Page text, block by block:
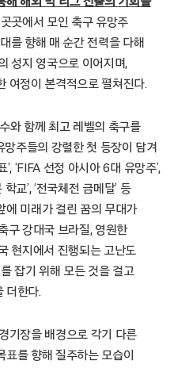
곳에서 모인 축구 유망주
를 향해 매 순간 전력을 다해
성지 영국으로 이어지며,
여정이 본격적으로 펼쳐진다.
와 함께 최고 레벨의 축구를
주들의 강렬한 첫 등장이 담겨
‘FIFA 선정 아시아 6대 유망주’,
학교’, ‘전국체전 금메달’ 등
에 미래가 걸린 꿈의 무대가
구 강대국 브라질, 영원한
현지에서 진행되는 고난도
잡기 위해 모든 것을 걸고
더한다.
기장을 배경으로 각기 다른
를 향해 질주하는 모습이